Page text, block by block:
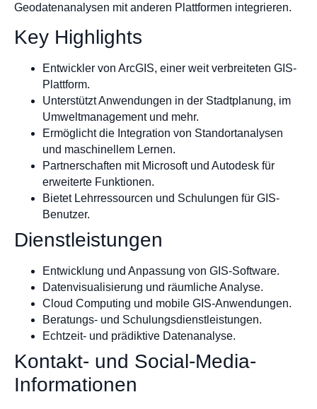
Geodatenanalysen mit anderen Plattformen integrieren.
Key Highlights
Entwickler von ArcGIS, einer weit verbreiteten GIS-
Plattform.
Unterstützt Anwendungen in der Stadtplanung, im
Umweltmanagement und mehr.
Ermöglicht die Integration von Standortanalysen
und maschinellem Lernen.
Partnerschaften mit Microsoft und Autodesk für
erweiterte Funktionen.
Bietet Lehrressourcen und Schulungen für GIS-
Benutzer.
Dienstleistungen
Entwicklung und Anpassung von GIS-Software.
Datenvisualisierung und räumliche Analyse.
Cloud Computing und mobile GIS-Anwendungen.
Beratungs- und Schulungsdienstleistungen.
Echtzeit- und prädiktive Datenanalyse.
Kontakt- und Social-Media-
Informationen